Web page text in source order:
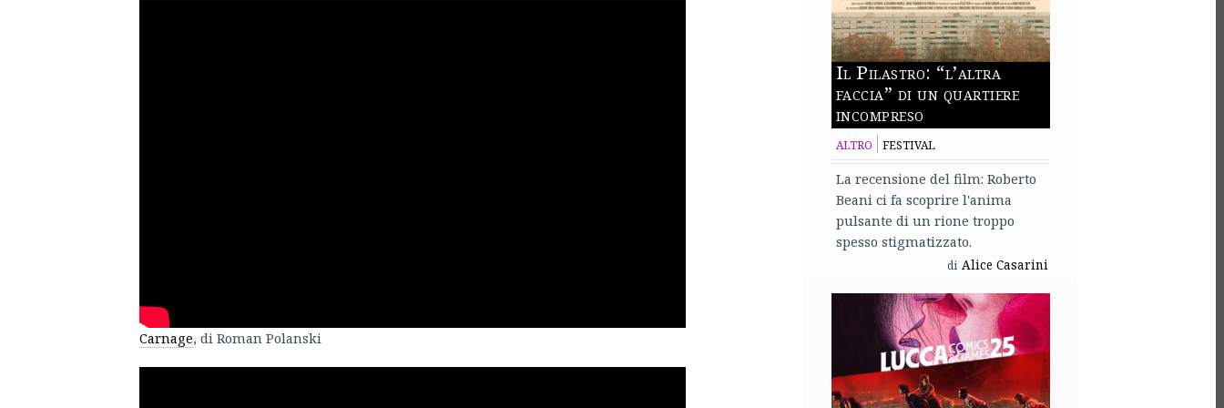
Carnage, di Roman Polanski
Il Pilastro: “l’altra
faccia” di un quartiere
incompreso
ALTRO FESTIVAL
La recensione del film: Roberto
Beani ci fa scoprire l'anima
pulsante di un rione troppo
spesso stigmatizzato.
di Alice Casarini